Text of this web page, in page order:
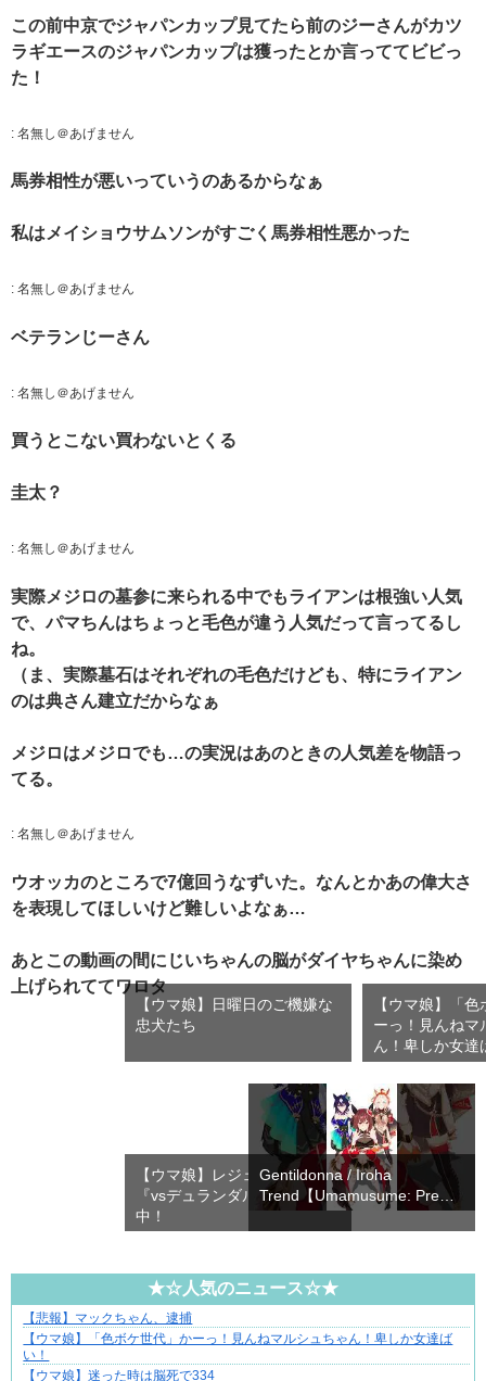
この前中京でジャパンカップ見てたら前のジーさんがカツ
ラギエースのジャパンカップは獲ったとか言っててビビっ
た！
: 名無し＠あげません
馬券相性が悪いっていうのあるからなぁ
私はメイショウサムソンがすごく馬券相性悪かった
: 名無し＠あげません
ベテランじーさん
: 名無し＠あげません
買うとこない買わないとくる
圭太？
: 名無し＠あげません
実際メジロの墓参に来られる中でもライアンは根強い人気
で、パマちんはちょっと毛色が違う人気だって言ってるし
ね。
（ま、実際墓石はそれぞれの毛色だけども、特にライアン
のは典さん建立だからなぁ
メジロはメジロでも…の実況はあのときの人気差を物語っ
てる。
: 名無し＠あげません
ウオッカのところで7億回うなずいた。なんとかあの偉大さ
を表現してほしいけど難しいよなぁ…
あとこの動画の間にじいちゃんの脳がダイヤちゃんに染め
上げられててワロタ
【ウマ娘】日曜日のご機嫌な
忠犬たち
【ウマ娘】「
ーっ！見んねマ
ん！卑しか女達
【ウマ娘】レジェンドレース
『vsデュランダル』が開催
中！
Gentildonna / Iroha
Trend【Umamusume: Pre…
★☆人気のニュース☆★
【マンガ】海外病院トラブルファイル
【悲報】マックちゃん、逮捕
【ウマ娘】「色ボケ世代」かーっ！見んねマルシュちゃん！卑しか女達ば
い！
【ウマ娘】迷った時は脳死で334